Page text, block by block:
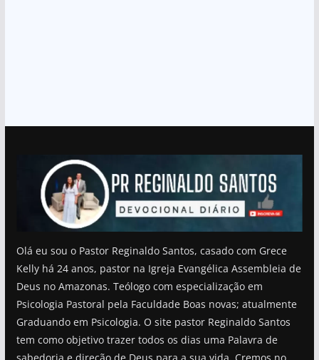
Olá eu sou o Pastor Reginaldo Santos, casado com Grece
Kelly há 24 anos, pastor na Igreja Evangélica Assembleia de
Deus no Amazonas. Teólogo com especialização em
Psicologia Pastoral pela Faculdade Boas novas; atualmente
Graduando em Psicologia. O site pastor Reginaldo Santos
tem como objetivo trazer todos os dias uma Palavra de